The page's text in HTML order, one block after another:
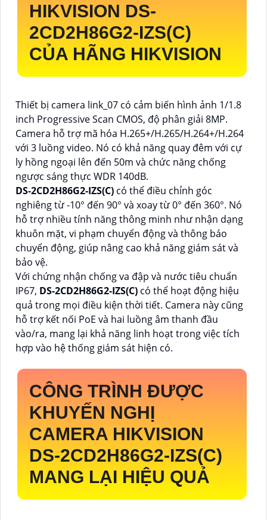
HIKVISION DS-
2CD2H86G2-IZS(C)
CỦA HÃNG HIKVISION
Thiết bị camera link_07 có cảm biến hình ảnh 1/1.8
inch Progressive Scan CMOS, độ phân giải 8MP.
Camera hỗ trợ mã hóa H.265+/H.265/H.264+/H.264
với 3 luồng video. Nó có khả năng quay đêm với cự
ly hồng ngoại lên đến 50m và chức năng chống
ngược sáng thực WDR 140dB.
DS-2CD2H86G2-IZS(C) có thể điều chỉnh góc
nghiêng từ -10° đến 90° và xoay từ 0° đến 360°. Nó
hỗ trợ nhiều tính năng thông minh như nhận dạng
khuôn mặt, vi phạm chuyển động và thông báo
chuyển động, giúp nâng cao khả năng giám sát và
bảo vệ.
Với chứng nhận chống va đập và nước tiêu chuẩn
IP67, DS-2CD2H86G2-IZS(C) có thể hoạt động hiệu
quả trong mọi điều kiện thời tiết. Camera này cũng
hỗ trợ kết nối PoE và hai luồng âm thanh đầu
vào/ra, mang lại khả năng linh hoạt trong việc tích
hợp vào hệ thống giám sát hiện có.
CÔNG TRÌNH ĐƯỢC
KHUYẾN NGHỊ
CAMERA HIKVISION
DS-2CD2H86G2-IZS(C)
MANG LẠI HIỆU QUẢ